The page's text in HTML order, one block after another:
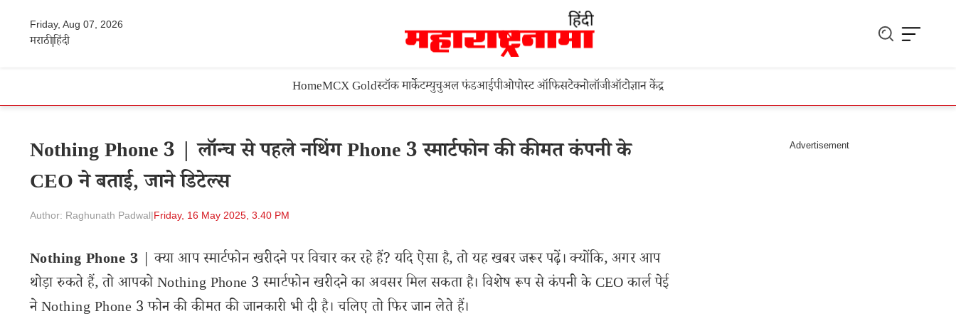
Friday, Aug 07, 2026
मराठीहिंदी
HomeMCX Goldस्टॉक मार्केटम्युचुअल फंडआईपीओपोस्ट ऑफिसटेक्नोलॉजीऑटोज्ञान केंद्र
Nothing Phone 3 | लॉन्च से पहले नथिंग Phone 3 स्मार्टफोन की कीमत कंपनी के
CEO ने बताई, जाने डिटेल्स
Author: Raghunath Padwal|Friday, 16 May 2025, 3.40 PM
Nothing Phone 3 | क्या आप स्मार्टफोन खरीदने पर विचार कर रहे हैं? यदि ऐसा है, तो यह खबर जरूर पढ़ें। क्योंकि, अगर आप
थोड़ा रुकते हैं, तो आपको Nothing Phone 3 स्मार्टफोन खरीदने का अवसर मिल सकता है। विशेष रूप से कंपनी के CEO कार्ल पेई
ने Nothing Phone 3 फोन की कीमत की जानकारी भी दी है। चलिए तो फिर जान लेते हैं।